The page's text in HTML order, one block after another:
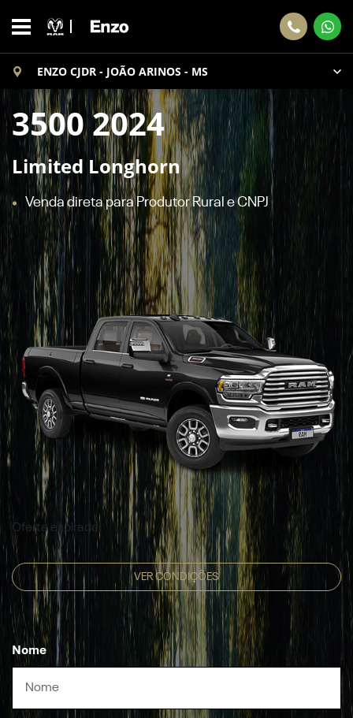
ENZO CJDR - JOÃO ARINOS - MS
3500 2024
Limited Longhorn
Oferta expirada!
Venda direta para Produtor Rural e CNPJ
VER CONDIÇÕES
Nome